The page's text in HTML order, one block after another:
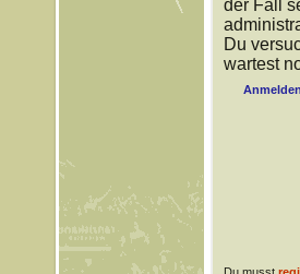
der Fall
Du
wartest
Anmelden